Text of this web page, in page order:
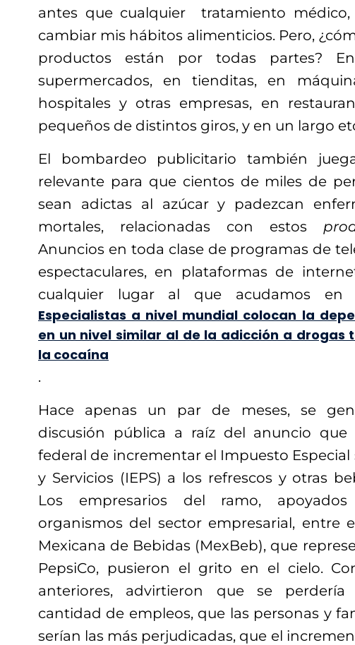
antes que cualquier tratamiento médico,
cambiar mis hábitos alimenticios. Pero,
productos están por todas partes?
supermercados, en tienditas, en
hospitales y otras empresas, en
pequeños de distintos giros, y en un largo
El bombardeo publicitario también
relevante para que cientos de miles de
sean adictas al azúcar y padezcan
mortales, relacionadas con estos
Anuncios en toda clase de programas de
espectaculares, en plataformas de
cualquier lugar al que acudamos
Especialistas a nivel mundial colocan la
en un nivel similar al de la adicción a drogas
la cocaína
.
Hace apenas un par de meses, se
discusión pública a raíz del anuncio
federal de incrementar el Impuesto
y Servicios (IEPS) a los refrescos y otras
Los empresarios del ramo,
organismos del sector empresarial, entre
Mexicana de Bebidas (MexBeb), que
PepsiCo, pusieron el grito en el cielo.
anteriores, advirtieron que se
cantidad de empleos, que las personas y
serían las más perjudicadas, que el